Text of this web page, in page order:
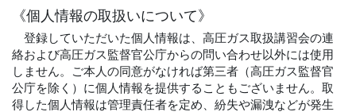
《個人情報の取扱いについて》
登録していただいた個人情報は、高圧ガス取扱講習会の連
絡および高圧ガス監督官公庁からの問い合わせ以外には使用
しません。ご本人の同意がなければ第三者（高圧ガス監督官
公庁を除く）に個人情報を提供することもございません。取
得した個人情報は管理責任者を定め、紛失や漏洩などが発生